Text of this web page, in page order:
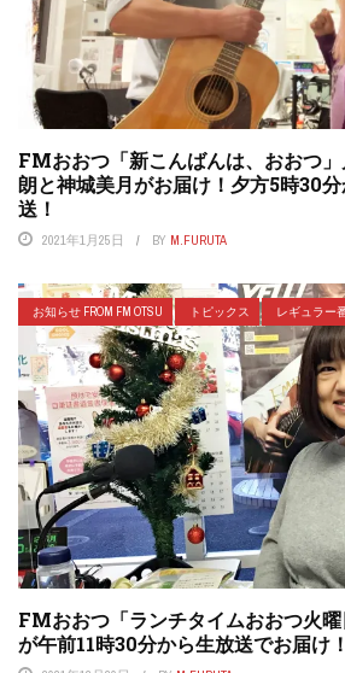
FMおおつ「新こんばんは、おおつ
朗と神城美月がお届け！夕方5時30
送！
2021年1月25日 BY M.FURUTA
お知らせ FROM FM OTSU トピックス レギュラー
FMおおつ「ランチタイムおおつ火
が午前11時30分から生放送でお届け！